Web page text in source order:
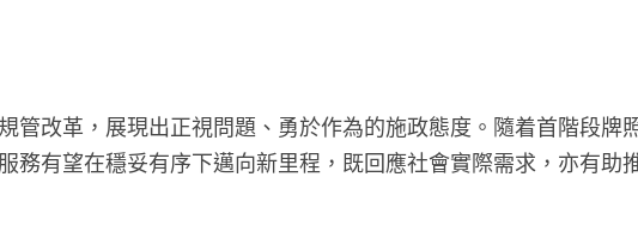
管改革，展現出正視問題、勇於作為的施政態度。隨着首階段牌
務有望在穩妥有序下邁向新里程，既回應社會實際需求，亦有助